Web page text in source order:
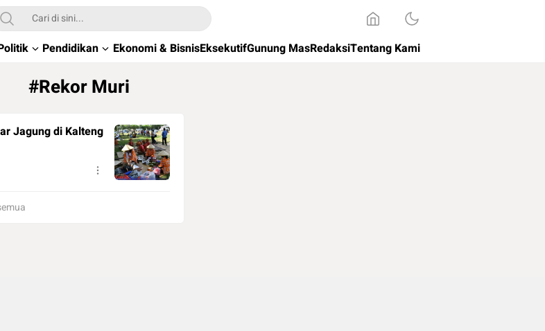
Pendidikan Ekonomi & BisnisEksekutifGunung MasRedaksiTentang Kami
#Rekor Muri
Jagung di Kalteng